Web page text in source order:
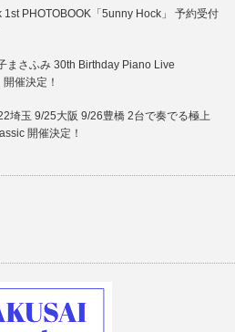
1st PHOTOBOOK「5unny Hock」 予約受付
まさふみ 30th Birthday Piano Live
開催決定！
埼玉 9/25大阪 9/26豊橋 2台で奏でる極上
開催決定！